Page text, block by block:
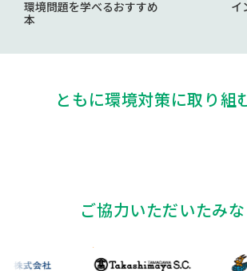
環境問題を学べるおすすめ
本
イ
ともに環境対策に取り組
ご協力いただいたみ